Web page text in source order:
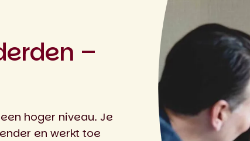
–
hoger niveau. Je
en werkt toe